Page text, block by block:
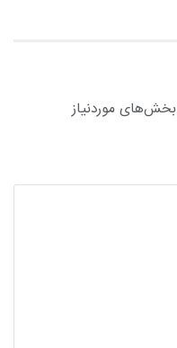
بخش‌های موردنیاز